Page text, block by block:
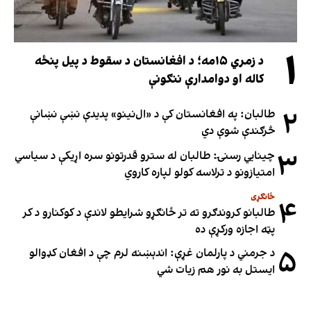
۱
د زمري ۱۵مه؛ د افغانستان د سقوط د پیل پنځه
کاله او دوامدارې ننګونې
۲ طالبان: په افغانستان کې د «ال‌نینو» پدیدې نښې نښانې
څرګندې شوې دي
۳ چینایي رسنۍ: طالبان له سترو قدرتونو سره اړیکې د سیاسي
امتیازونو د ترلاسه کولو لپاره کاروي
۴ ځانګړی
طالبانو کروندګرو ته تر ځانګړو شرایطو لاندې د کوکنارو د کر
پټه اجازه ورکړې ده
۵ د جرمني د پارلمان غړې: اندېښنه لرم چې د افغان کډوالو
ایستل به نور هم زیات شي